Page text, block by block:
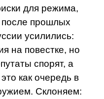
для режима,
прошлых
усилились:
на повестке, но
спорят, а
как очередь в
Склоняем: